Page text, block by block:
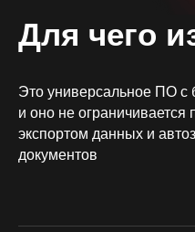
Для чего
Это универсальное ПО
и оно не ограничивается
экспортом данных и
документов